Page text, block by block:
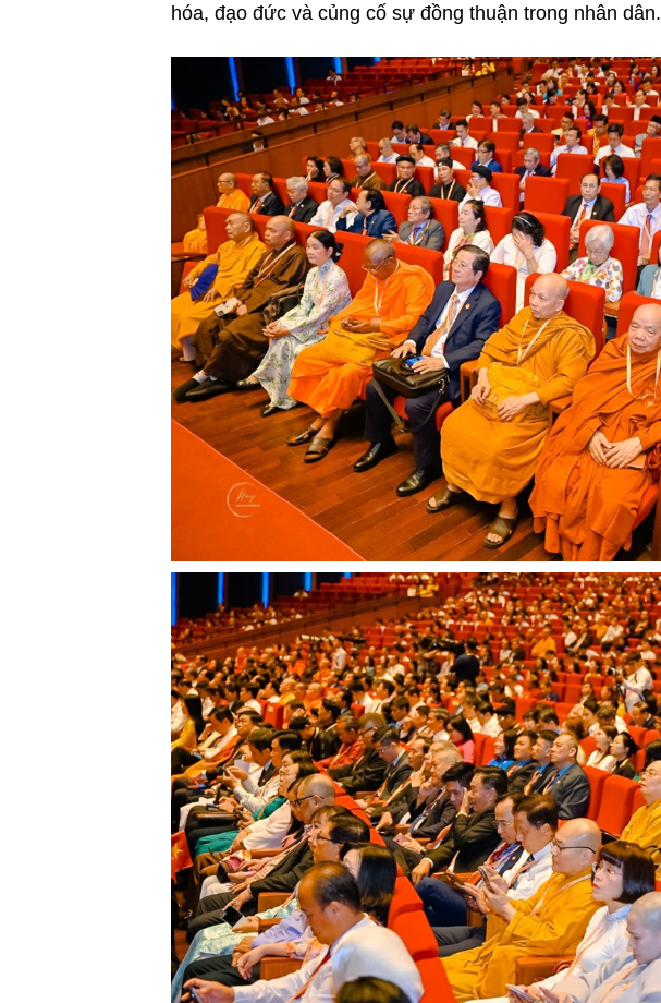
hóa, đạo đức và củng cố sự đồng thuận trong nhân dân.